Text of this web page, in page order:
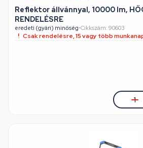
Reflektor állvánnyal, 10000 lm,
RENDELÉSRE
eredeti (gyári) minőség•Cikkszám: 90603
Csak rendelésre, 15 vagy több